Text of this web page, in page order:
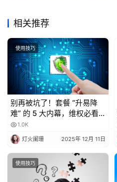
相关推荐
使用技巧
别再被坑了！套餐 “升易降
难” 的 5 大内幕，维权必看
💥1.0K
灯火阑珊 2025年 12月 11日
使用技巧